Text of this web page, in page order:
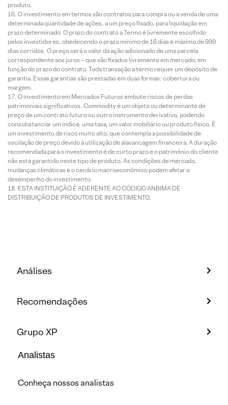
produto.
O investimento em termos são contratos para compra ou a venda de uma
determinada quantidade de ações, a um preço fixado, para liquidação em
prazo determinado. O prazo do contrato a Termo é livremente escolhido
pelos investidores, obedecendo o prazo mínimo de 16 dias e máximo de 999
dias corridos. O preço será o valor da ação adicionado de uma parcela
correspondente aos juros – que são fixados livremente em mercado, em
função do prazo do contrato. Toda transação a termo requer um depósito de
garantia. Essas garantias são prestadas em duas formas: cobertura ou
margem.
O investimento em Mercados Futuros embute riscos de perdas
patrimoniais significativos. Commodity é um objeto ou determinante de
preço de um contrato futuro ou outro instrumento derivativo, podendo
consubstanciar um índice, uma taxa, um valor mobiliário ou produto físico. É
um investimento de risco muito alto, que contempla a possibilidade de
oscilação de preço devido à utilização de alavancagem financeira. A duração
recomendada para o investimento é de curto prazo e o patrimônio do cliente
não está garantido neste tipo de produto. As condições de mercado,
mudanças climáticas e o cenário macroeconômico podem afetar o
desempenho do investimento.
ESTA INSTITUIÇÃO É ADERENTE AO CÓDIGO ANBIMA DE
DISTRIBUIÇÃO DE PRODUTOS DE INVESTIMENTO.
Análises
Recomendações
Grupo XP
Analistas
Conheça nossos analistas